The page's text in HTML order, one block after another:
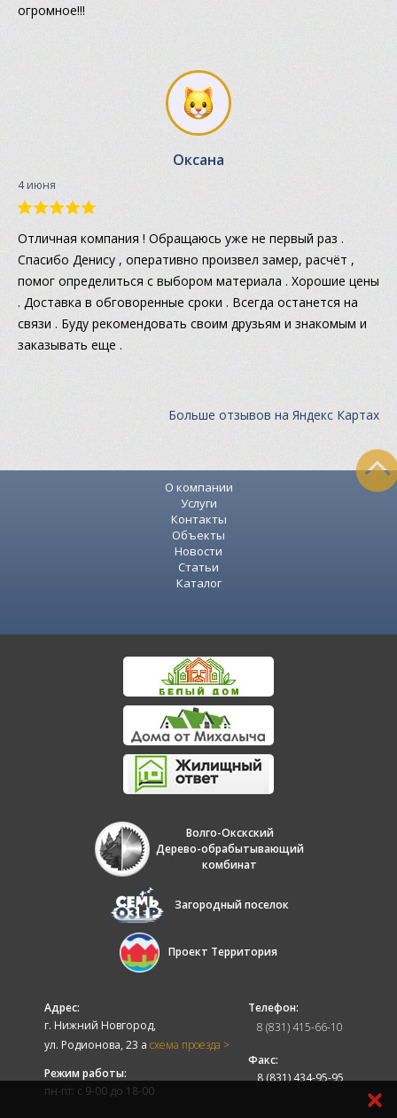
огромное!!!
Оксана
4 июня
Отличная компания ! Обращаюсь уже не первый раз .
Спасибо Денису , оперативно произвел замер, расчёт ,
помог определиться с выбором материала . Хорошие цены
. Доставка в обговоренные сроки . Всегда останется на
связи . Буду рекомендовать своим друзьям и знакомым и
заказывать еще .
Больше отзывов на Яндекс Картах
О компании
Услуги
Контакты
Объекты
Новости
Статьи
Каталог
Волго-Окскский
Дерево-обрабытывающий
комбинат
Загородный поселок
Проект Территория
Адрес:
г. Нижний Новгород,
ул. Родионова, 23 а схема проезда >
Режим работы:
пн-пт: с 9-00 до 18-00
Телефон:
8 (831) 415-66-10
Факс:
8 (831) 434-95-95